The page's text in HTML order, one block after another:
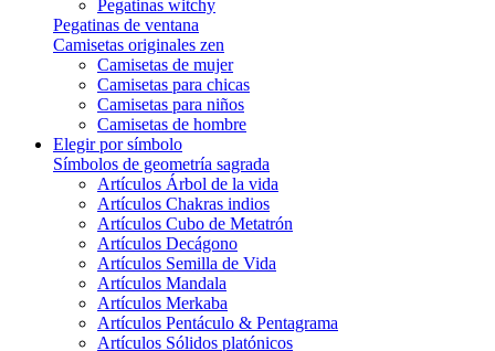
Pegatinas witchy
Pegatinas de ventana
Camisetas originales zen
Camisetas de mujer
Camisetas para chicas
Camisetas para niños
Camisetas de hombre
Elegir por símbolo
Símbolos de geometría sagrada
Artículos Árbol de la vida
Artículos Chakras indios
Artículos Cubo de Metatrón
Artículos Decágono
Artículos Semilla de Vida
Artículos Mandala
Artículos Merkaba
Artículos Pentáculo & Pentagrama
Artículos Sólidos platónicos